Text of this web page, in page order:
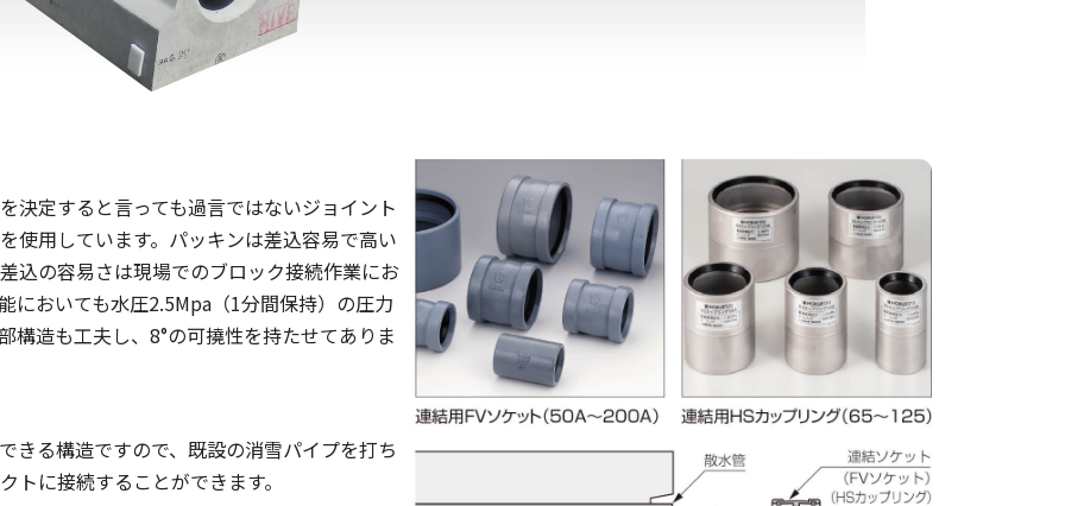
決定すると言っても過言ではないジョイント
使用しています。パッキンは差込容易で高い
込の容易さは現場でのブロック接続作業にお
においても水圧2.5Mpa（1分間保持）の圧力
構造も工夫し、8°の可撓性を持たせてありま
きる構造ですので、既設の消雪パイプを打ち
に接続することができます。